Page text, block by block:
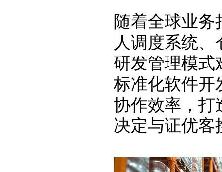
随着全球业
人调度系统
研发管理模式
标准化软件开
协作效率，打
决定与证优客